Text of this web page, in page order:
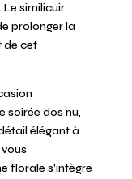
similicuir
prolonger la
de cet
soirée dos nu,
élégant à
florale s’intègre